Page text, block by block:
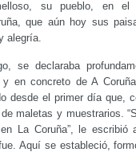
su pueblo, en el
que aún hoy sus
alegría.
se declaraba
en concreto de A
desde el primer día que,
maletas y muestrarios.
La Coruña”, le escribió
Aquí se estableció,